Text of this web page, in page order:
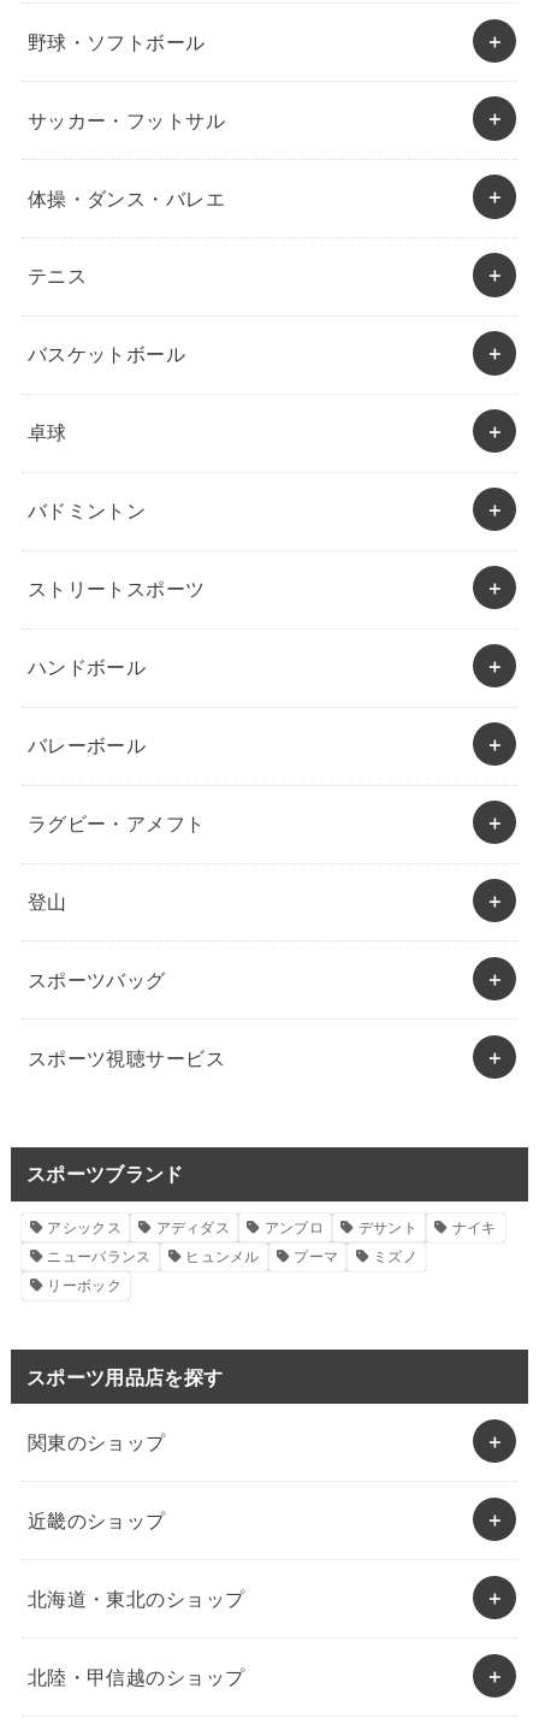
野球・ソフトボール
サッカー・フットサル
体操・ダンス・バレエ
テニス
バスケットボール
卓球
バドミントン
ストリートスポーツ
ハンドボール
バレーボール
ラグビー・アメフト
登山
スポーツバッグ
スポーツ視聴サービス
スポーツブランド
アシックス アディダス アンブロ デサント
ナイキ
ニューバランス
ヒュンメル プーマ
ミズノ
リーボック
スポーツ用品店を探す
関東のショップ
近畿のショップ
北海道・東北のショップ
北陸・甲信越のショップ